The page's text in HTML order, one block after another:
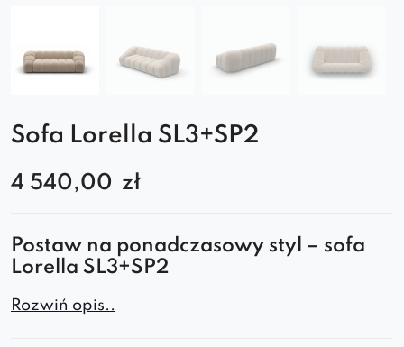
Sofa Lorella SL3+SP2
4 540,00 zł
Postaw na ponadczasowy styl – sofa
Lorella SL3+SP2
Sofa Lorella SL3+SP2 to połączenie nowoczesnej
Rozwiń opis..